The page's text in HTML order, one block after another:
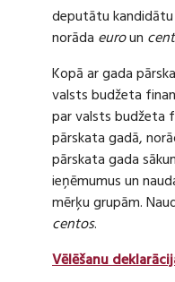
deputātu kandidātu
norāda euroun
Kopā ar gada
valsts budžeta
par valsts budžeta
pārskata gadā,
pārskata gada
ieņēmumus un
mērķu grupām.
centos.
Vēlēšanu